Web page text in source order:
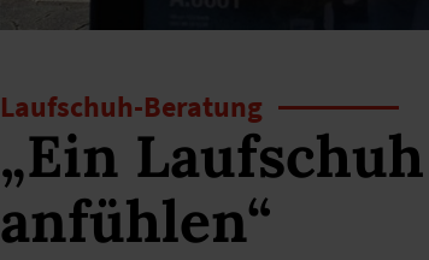
Laufschuh-Beratung
„Ein
anfühlen“